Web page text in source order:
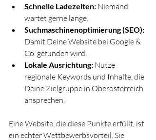
Schnelle Ladezeiten: Niemand
wartet gerne lange.
Suchmaschinenoptimierung (SEO):
Damit Deine Website bei Google &
Co. gefunden wird.
Lokale Ausrichtung: Nutze
regionale Keywords und Inhalte, die
Deine Zielgruppe in Oberösterreich
ansprechen.
Eine Website, die diese Punkte erfüllt, ist
ein echter Wettbewerbsvorteil. Sie